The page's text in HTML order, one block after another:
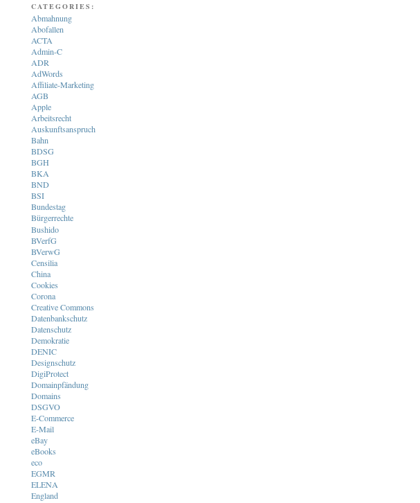
CATEGORIES:
Abmahnung
Abofallen
ACTA
Admin-C
ADR
AdWords
Affiliate-Marketing
AGB
Apple
Arbeitsrecht
Auskunftsanspruch
Bahn
BDSG
BGH
BKA
BND
BSI
Bundestag
Bürgerrechte
Bushido
BVerfG
BVerwG
Censilia
China
Cookies
Corona
Creative Commons
Datenbankschutz
Datenschutz
Demokratie
DENIC
Designschutz
DigiProtect
Domainpfändung
Domains
DSGVO
E-Commerce
E-Mail
eBay
eBooks
eco
EGMR
ELENA
England